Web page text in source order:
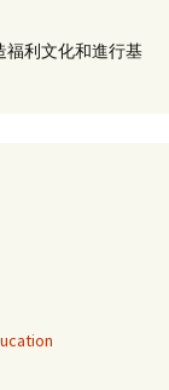
福利文化和進行基